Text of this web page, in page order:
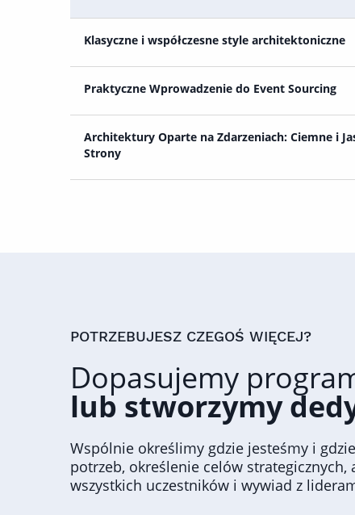
Klasyczne i współczesne style architektoniczne
Praktyczne Wprowadzenie do Event Sourcing
Architektury Oparte na Zdarzeniach: Ciemne i
Strony
POTRZEBUJESZ CZEGOŚ WIĘCEJ?
Dopasujemy
lub stworzymy
Wspólnie określimy gdzie jesteśmy i
potrzeb, określenie celów
wszystkich uczestników i wywiad z